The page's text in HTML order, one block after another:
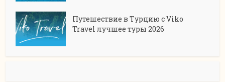
Путешествие в Турцию с Viko
Travel лучшее туры 2026